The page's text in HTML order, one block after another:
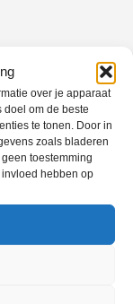
over je apparaat
doel om de beste
te tonen. Door in
zoals bladeren
toestemming
hebben op